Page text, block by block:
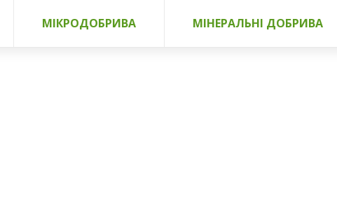
МІКРОДОБРИВА МІНЕРАЛЬНІ ДОБРИВА